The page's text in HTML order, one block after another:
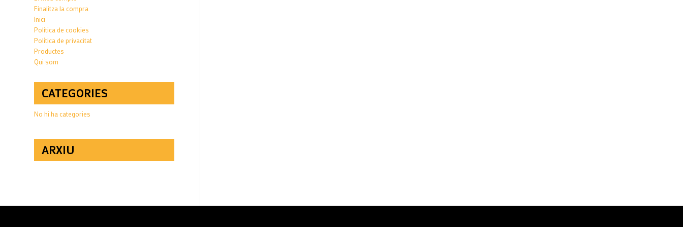
Finalitza la compra
Inici
Política de cookies
Política de privacitat
Productes
Qui som
CATEGORIES
No hi ha categories
ARXIU